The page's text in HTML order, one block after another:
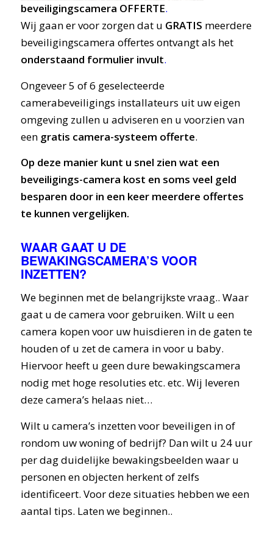
beveiligingscamera OFFERTE.
Wij gaan er voor zorgen dat u GRATIS meerdere
beveiligingscamera offertes ontvangt als het
onderstaand formulier invult.
Ongeveer 5 of 6 geselecteerde
camerabeveiligings installateurs uit uw eigen
omgeving zullen u adviseren en u voorzien van
een gratis camera-systeem offerte.
Op deze manier kunt u snel zien wat een
beveiligings-camera kost en soms veel geld
besparen door in een keer meerdere offertes
te kunnen vergelijken.
WAAR GAAT U DE
BEWAKINGSCAMERA’S VOOR
INZETTEN?
We beginnen met de belangrijkste vraag.. Waar
gaat u de camera voor gebruiken. Wilt u een
camera kopen voor uw huisdieren in de gaten te
houden of u zet de camera in voor u baby.
Hiervoor heeft u geen dure bewakingscamera
nodig met hoge resoluties etc. etc. Wij leveren
deze camera’s helaas niet…
Wilt u camera’s inzetten voor beveiligen in of
rondom uw woning of bedrijf? Dan wilt u 24 uur
per dag duidelijke bewakingsbeelden waar u
personen en objecten herkent of zelfs
identificeert. Voor deze situaties hebben we een
aantal tips. Laten we beginnen..